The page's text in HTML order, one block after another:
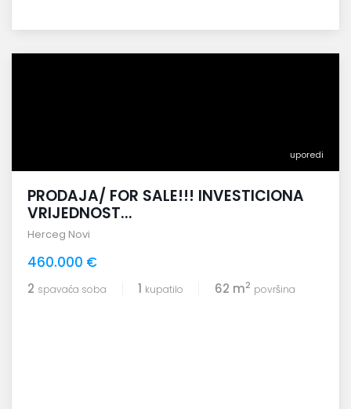
uporedi
PRODAJA/ FOR SALE!!! INVESTICIONA
VRIJEDNOST...
Herceg Novi
460.000 €
2 spavaća soba 1 kupatilo 62 m2 površina